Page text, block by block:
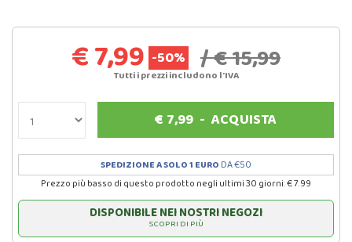
€ 7,99 -50% / € 15,99
Tutti i prezzi includono l'IVA
€ 7,99 -ACQUISTA
SPEDIZIONE A SOLO 1 EURO DA €50
Prezzo più basso di questo prodotto negli ultimi 30 giorni: € 7.99
DISPONIBILE NEI NOSTRI NEGOZI
SCOPRI DI PIÙ